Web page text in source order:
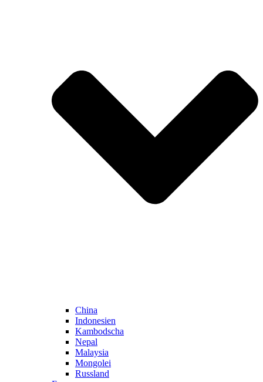
China
Indonesien
Kambodscha
Nepal
Malaysia
Mongolei
Russland